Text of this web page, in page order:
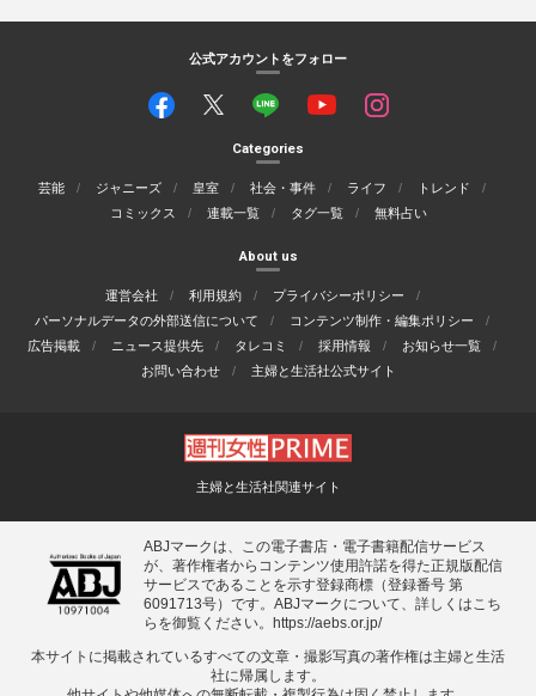
公式アカウントをフォロー
Categories
芸能 ジャニーズ 皇室 社会・事件 ライフ
トレンド
コミックス
連載一覧 タグ一覧 無料占い
About us
運営会社 利用規約
プライバシーポリシー
パーソナルデータの外部送信について
コンテンツ制作・編集ポリシー
広告掲載
ニュース提供先 タレコミ 採用情報
お知らせ一覧
お問い合わせ
主婦と生活社公式サイト
主婦と生活社関連サイト
ABJマークは、この電子書店・電子書籍配信サービス
が、著作権者からコンテンツ使用許諾を得た正規版配信
サービスであることを示す登録商標（登録番号 第
6091713号）です。ABJマークについて、詳しくはこち
らを御覧ください。 https://aebs.or.jp/
本サイトに掲載されているすべての⽂章・撮影写真の著作権は主婦と⽣活
社に帰属します。